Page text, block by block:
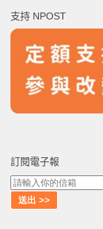
字:
支持 NPOST
訂閱電子報